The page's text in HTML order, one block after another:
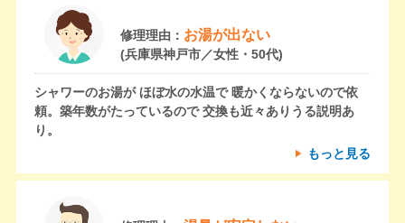
修理理由： お湯が出ない
(兵庫県神戸市／女性・50代)
シャワーのお湯が ほぼ水の水温で 暖かくならないので依
頼。築年数がたっているので 交換も近々ありうる説明あ
り。
もっと見る